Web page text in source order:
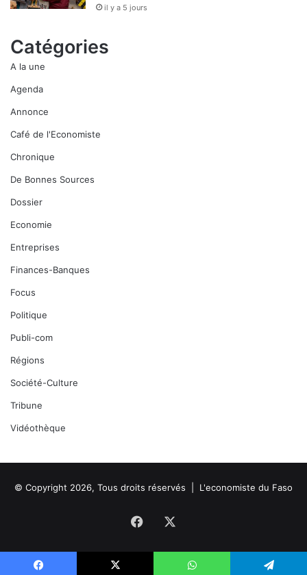
il y a 5 jours
Catégories
A la une
Agenda
Annonce
Café de l'Economiste
Chronique
De Bonnes Sources
Dossier
Economie
Entreprises
Finances-Banques
Focus
Politique
Publi-com
Régions
Société-Culture
Tribune
Vidéothèque
© Copyright 2026, Tous droits réservés | L'economiste du Faso
Facebook